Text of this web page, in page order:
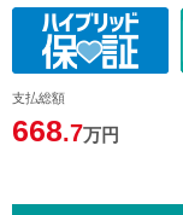
支払総額
668.7万円